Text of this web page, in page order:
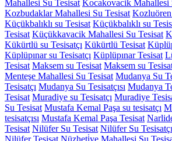
Mahallesi Su Tesisat Kocakovacik Mahallesi
Kozbudaklar Mahallesi Su Tesisat
Küçükbalıklı su Tesisat Küçükbalıklı su
Tesisat Küçükkavacik Mahallesi Su Tesisat
Kükürtlü su Tesisatçı Kükürtlü Tesisat
Küplüpınar su Tesisatçı Küplüpınar Tesisat
Tesisat Maksem su Tesisat Maksem su
Menteşe Mahallesi Su Tesisat Mudanya Su
Tesisatçı Mudanya Su Tesisatçısı Mudanya
Tesisat Muradiye su Tesisatçı Muradiye
Su Tesisat Mustafa Kemal Paşa su tesisatçı
tesisatçısı Mustafa Kemal Paşa Tesisat
Tesisat Nilüfer Su Tesisat Nilüfer Su Tesisatçı
Nilüfer Tesisat Nüzheti̇ye Mahallesi Su